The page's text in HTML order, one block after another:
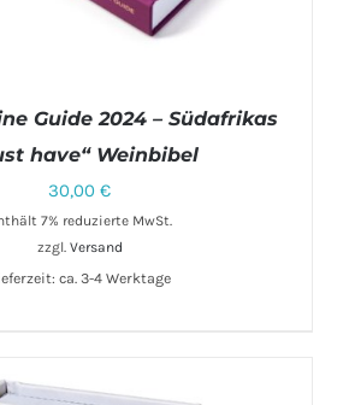
Guide 2024 – Südafrikas
have“ Weinbibel
30,00 €
7% reduzierte MwSt.
zzgl. Versand
ca. 3-4 Werktage